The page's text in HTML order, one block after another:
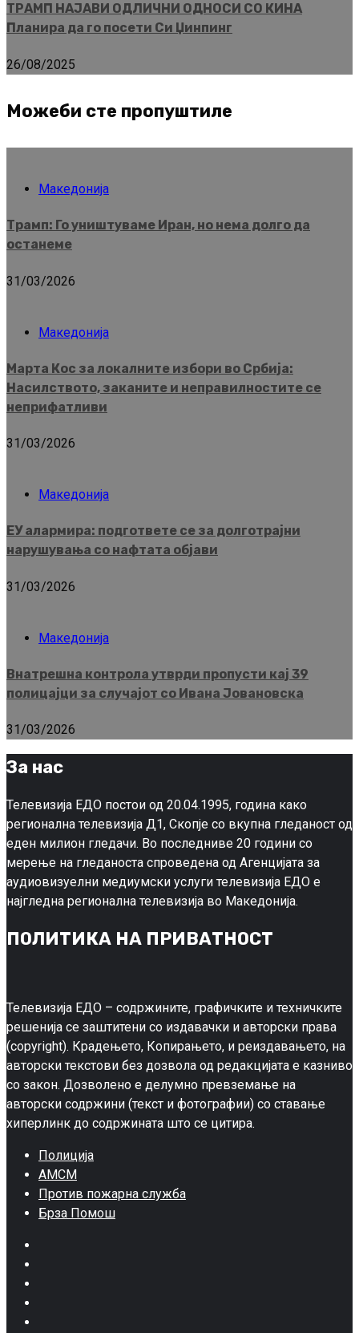
ТРАМП НАЈАВИ ОДЛИЧНИ ОДНОСИ СО КИНА
Планира да го посети Си Џинпинг
26/08/2025
Можеби сте пропуштиле
Македонија
Трамп: Го уништуваме Иран, но нема долго да
останеме
31/03/2026
Македонија
Марта Кос за локалните избори во Србија:
Насилството, заканите и неправилностите се
неприфатливи
31/03/2026
Македонија
ЕУ алармира: подгответе се за долготрајни
нарушувања со нафтата објави
31/03/2026
Македонија
Внатрешна контрола утврди пропусти кај 39
полицајци за случајот со Ивана Јовановска
31/03/2026
За нас
Телевизија ЕДО постои од 20.04.1995, година како
регионална телевизија Д1, Скопје со вкупна гледаност од
еден милион гледачи. Во последниве 20 години со
мерење на гледаноста спроведена од Агенцијата за
аудиовизуелни медиумски услуги телевизија ЕДО е
најгледна регионална телевизија во Македонија.
ПОЛИТИКА НА ПРИВАТНОСТ
Телевизија ЕДО – содржините, графичките и техничките
решенија се заштитени со издавачки и авторски права
(copyright). Крадењето, Копирањето, и реиздавањето, на
авторски текстови без дозвола од редакцијата е казниво
со закон. Дозволено е делумно превземање на
авторски содржини (текст и фотографии) со ставање
хиперлинк до содржината што се цитира.
Полиција
АМСМ
Против пожарна служба
Брза Помош